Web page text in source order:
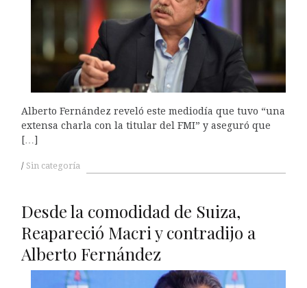
Alberto Fernández reveló este mediodía que tuvo “una
extensa charla con la titular del FMI” y aseguró que
[…]
Sin categoría
Desde la comodidad de Suiza,
Reapareció Macri y contradijo a
Alberto Fernández